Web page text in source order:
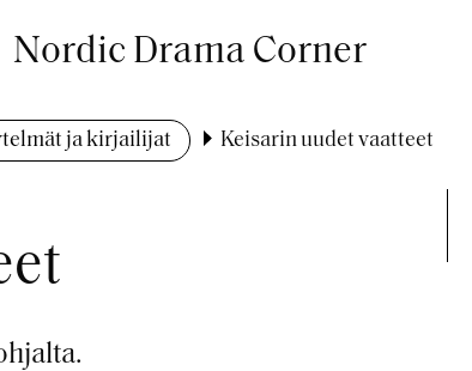
Nordic Drama Corner
ja kirjailijat Keisarin uudet vaatteet